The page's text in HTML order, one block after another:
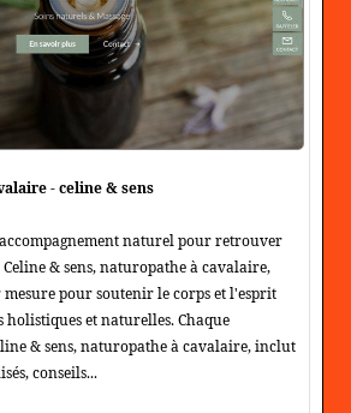
- celine & sens
naturel pour retrouver
& sens, naturopathe à cavalaire,
pour soutenir le corps et l'esprit
holistiques et naturelles. Chaque
& sens, naturopathe à cavalaire, inclut
conseils...